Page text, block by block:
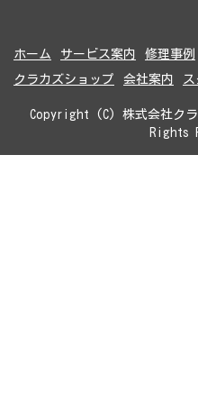
ホーム サービス案内 修理事例
クラカズショップ
会社案内
Copyright (C) 株式会社クラ
Rights